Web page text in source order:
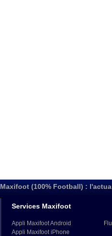
Maxifoot (100% Football) :
Services Maxifoot
Appli Maxifoot Android
Appli Maxifoot iPhone